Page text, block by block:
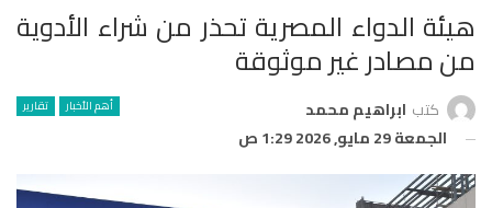
هيئة الدواء المصرية تحذر من شراء الأدوية
من مصادر غير موثوقة
أهم الأخبار تقارير كتب ابراهيم محمد
الجمعة 29 مايو, 2026 1:29 ص